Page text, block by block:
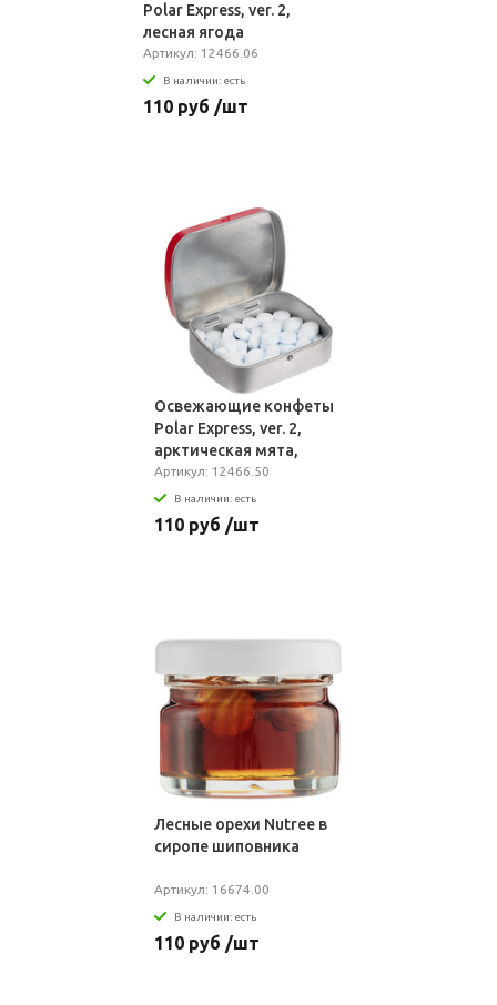
Polar Express, ver. 2,
лесная ягода
Артикул: 12466.06
В наличии: есть
110 руб /шт
Освежающие конфеты
Polar Express, ver. 2,
арктическая мята,
красный
Артикул: 12466.50
В наличии: есть
110 руб /шт
Лесные орехи Nutree в
сиропе шиповника
Артикул: 16674.00
В наличии: есть
110 руб /шт